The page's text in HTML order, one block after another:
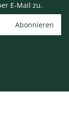
E-Mail zu.
Abonnieren